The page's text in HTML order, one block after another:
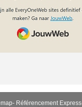
- Référencement Express